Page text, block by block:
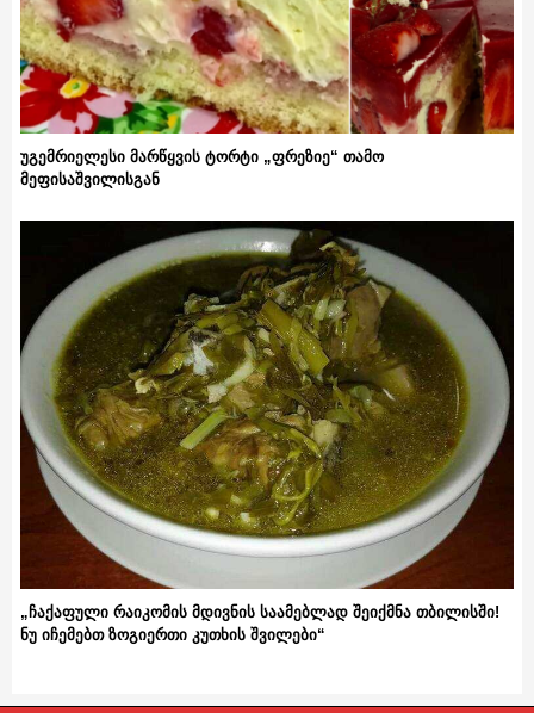
უგემრიელესი მარწყვის ტორტი „ფრეზიე“ თამო
მეფისაშვილისგან
„ჩაქაფული რაიკომის მდივნის საამებლად შეიქმნა თბილისში!
ნუ იჩემებთ ზოგიერთი კუთხის შვილები“